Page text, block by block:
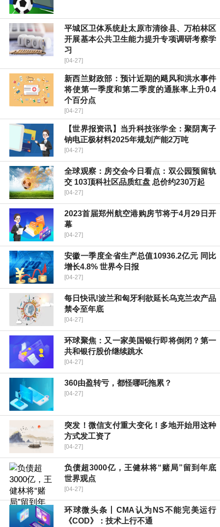
平城区卫体系统赴太原市清徐县、万柏林区
开展基本公共卫生能力提升专项调研考察学
习
[04-27]
新西兰财政部：预计近期的飓风和洪水事件
将使第一季度和第二季度的通胀率上升0.4
个百分点
[04-27]
【世界报资讯】当升科技张学全：聚阴离子
钠电正极材料2025年规划产能2万吨
[04-27]
全球观察：房交会今日看点：双公园预留轨
交 103顶科社区品质红盘 总价约230万起
[04-27]
2023首届郑州航空港购房节将于4月29日开
幕
[04-27]
安徽一季度全省生产总值10936.2亿元 同比
增长4.8% 世界今日报
[04-27]
每日快讯!波兰和匈牙利欲延长乌克兰农产品
禁令至年底
[04-27]
环球聚焦：又一家美国银行即将倒闭？第一
共和银行股价继续跳水
[04-27]
360由盈转亏，都怪哪吒拖累？
[04-27]
突发！微信支付重大变化！多地开始用这种
方式发工资了
[04-27]
负债超3000亿，王健林将“赌局”留到年底
世界观点
[04-27]
环球微头条丨CMA认为NS不能完美运行
《COD》：技术上行不通